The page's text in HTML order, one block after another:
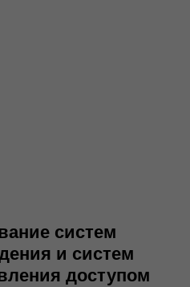
систем
и систем
доступом